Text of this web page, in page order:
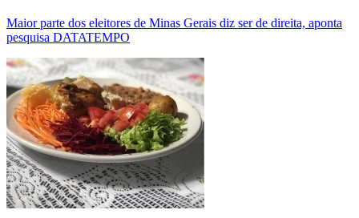
Maior parte dos eleitores de Minas Gerais diz ser de direita, aponta
pesquisa DATATEMPO